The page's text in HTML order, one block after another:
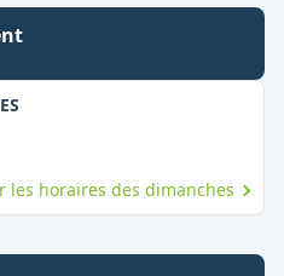
,
les horaires des dimanches